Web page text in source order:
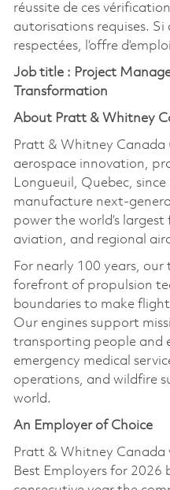
réussite de ces
autorisations requises. Si
respectées, l’offre
Job title : Project
Transformation
About Pratt & Whitney
Pratt & Whitney Canada
aerospace innovation,
Longueuil, Quebec,
manufacture next-
power the world’s largest
aviation, and regional
For nearly 100 years,
forefront of propulsion
boundaries to make
Our engines support
transporting people and
emergency medical
operations, and wildfire
world.
An Employer of Choice
Pratt & Whitney Canada
Best Employers for 2026